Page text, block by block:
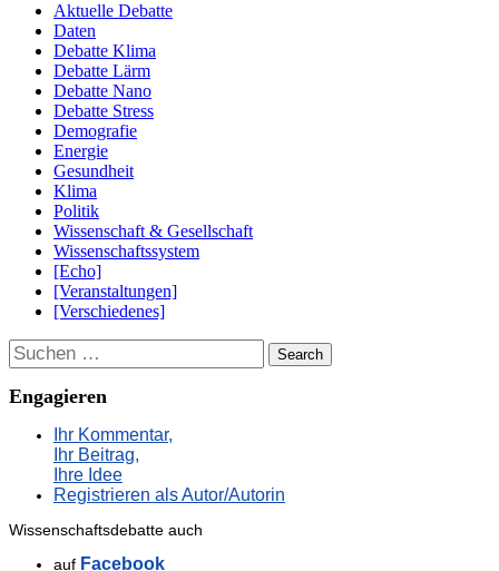
Aktuelle Debatte
Daten
Debatte Klima
Debatte Lärm
Debatte Nano
Debatte Stress
Demografie
Energie
Gesundheit
Klima
Politik
Wissenschaft & Gesellschaft
Wissenschaftssystem
[Echo]
[Veranstaltungen]
[Verschiedenes]
Suchen
Engagieren
Ihr Kommentar,
Ihr Beitrag,
Ihre Idee
Registrieren als Autor/Autorin
Wissenschaftsdebatte auch
auf Facebook